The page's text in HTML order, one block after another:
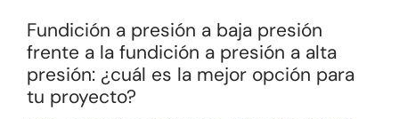
Fundición a presión a baja presión
frente a la fundición a presión a alta
presión: ¿cuál es la mejor opción para
tu proyecto?